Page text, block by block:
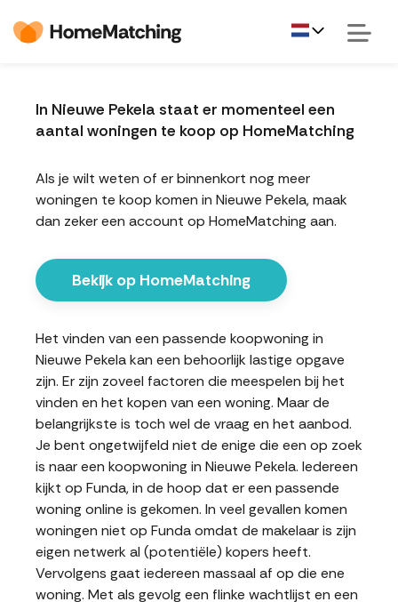
In Nieuwe Pekela staat er momenteel een
aantal woningen te koop op HomeMatching
Als je wilt weten of er binnenkort nog meer
woningen te koop komen in Nieuwe Pekela, maak
dan zeker een account op HomeMatching aan.
Bekijk op HomeMatching
Het vinden van een passende koopwoning in
Nieuwe Pekela kan een behoorlijk lastige opgave
zijn. Er zijn zoveel factoren die meespelen bij het
vinden en het kopen van een woning. Maar de
belangrijkste is toch wel de vraag en het aanbod.
Je bent ongetwijfeld niet de enige die een op zoek
is naar een koopwoning in Nieuwe Pekela. Iedereen
kijkt op Funda, in de hoop dat er een passende
woning online is gekomen. In veel gevallen komen
woningen niet op Funda omdat de makelaar is zijn
eigen netwerk al (potentiële) kopers heeft.
Vervolgens gaat iedereen massaal af op die ene
woning. Met als gevolg een flinke wachtlijst en een